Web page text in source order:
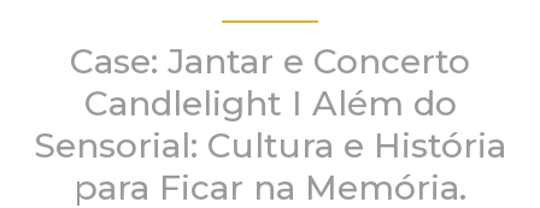
Case: Jantar e Concerto
Candlelight I Além do
Sensorial: Cultura e História
para Ficar na Memória.